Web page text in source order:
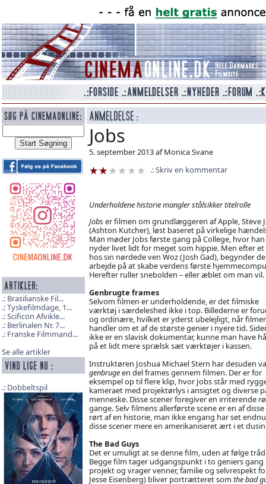
Brasilianske Fil...
Tyskefilmdage, 1...
Scificon Afvikle...
Berlinalen Nr. 7...
Franske Filmmand...
Se alle artikler
Dobbeltspil
Jobs
5. september 2013 af Monica Svane
Skriv en kommentar
Underholdene historie mangler stålsikker titelrolle
Jobs er filmen om grundlæggeren af Apple, Steve
(Ashton Kutcher), løst baseret på virkelige
Man møder Jobs første gang på College, hvor han
nyder livet lidt for meget som hippie. Men efter et
hos sin nørdede ven Woz (Josh Gad), begynder
arbejde på at skabe verdens første
Herefter ruller snebolden – eller æblet om man vil.
Genbrugte frames
Selvom filmen er underholdende, er det filmiske
værktøj i særdeleshed ikke i top. Billederne er
og ordinære, hvilket er yderst ubelejligt, når
handler om et af de største genier i nyere tid.
ikke er en slavisk dokumentar, kunne man have
på et lidt mere sprælsk sæt værktøjer i kassen.
Instruktøren Joshua Michael Stern har desuden
genbrugeen del frames gennem filmen. Der er for
eksempel op til flere klip, hvor Jobs står med
kameraet med projektørlys i ansigtet og diverse
menneske. Disse scener foregiver en irriterende
gange. Selv filmens allerførste scene er en af
rørt af en historie, man ikke engang har set
disse scener mere en amerikaniseret ært i et
The Bad Guys
Det er umuligt at se denne film, uden at følge
Begge film tager udgangspunkt i to geniers
projekt og vrager venner, familie og selvrespekt
Jesse Eisenberg) bliver portrætteret som the bad